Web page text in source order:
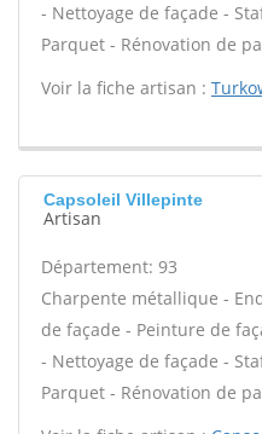
- Nettoyage de façade -
Parquet - Rénovation de
Voir la fiche artisan :
Capsoleil Villepinte
Artisan
Département: 93
Charpente métallique -
de façade - Peinture de
- Nettoyage de façade -
Parquet - Rénovation de